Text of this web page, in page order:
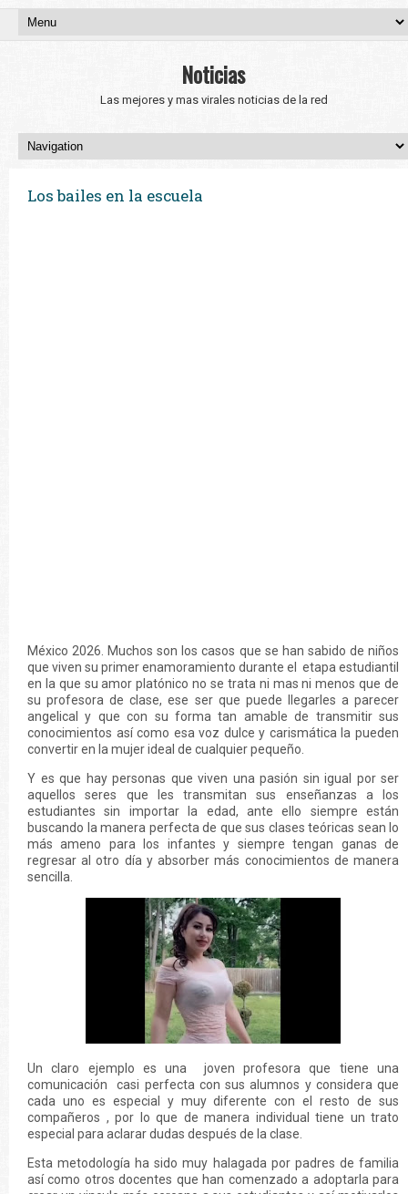
Noticias
Las mejores y mas virales noticias de la red
Los bailes en la escuela
México 2026. Muchos son los casos que se han sabido de niños
que viven su primer enamoramiento durante el etapa estudiantil
en la que su amor platónico no se trata ni mas ni menos que de
su profesora de clase, ese ser que puede llegarles a parecer
angelical y que con su forma tan amable de transmitir sus
conocimientos así como esa voz dulce y carismática la pueden
convertir en la mujer ideal de cualquier pequeño.
Y es que hay personas que viven una pasión sin igual por ser
aquellos seres que les transmitan sus enseñanzas a los
estudiantes sin importar la edad, ante ello siempre están
buscando la manera perfecta de que sus clases teóricas sean lo
más ameno para los infantes y siempre tengan ganas de
regresar al otro día y absorber más conocimientos de manera
sencilla.
Un claro ejemplo es una joven profesora que tiene una
comunicación casi perfecta con sus alumnos y considera que
cada uno es especial y muy diferente con el resto de sus
compañeros , por lo que de manera individual tiene un trato
especial para aclarar dudas después de la clase.
Esta metodología ha sido muy halagada por padres de familia
así como otros docentes que han comenzado a adoptarla para